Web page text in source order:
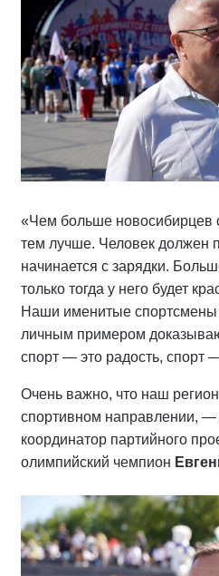
«Чем больше новосибирцев
тем лучше. Человек должен
начинается с зарядки.
только тогда у него будет
Наши именитые
личным примером
спорт — это радость, спорт
Очень важно, что наш
спортивном направлении, —
координатор партийного
олимпийский чемпион